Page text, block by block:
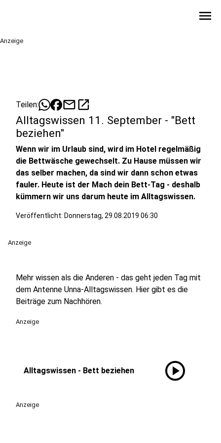
menu
Anzeige
Teilen: mailopen_in_new
Alltagswissen 11. September - "Bett
beziehen"
Wenn wir im Urlaub sind, wird im Hotel regelmäßig
die Bettwäsche gewechselt. Zu Hause müssen wir
das selber machen, da sind wir dann schon etwas
fauler. Heute ist der Mach dein Bett-Tag - deshalb
kümmern wir uns darum heute im Alltagswissen.
Veröffentlicht: Donnerstag, 29.08.2019 06:30
Anzeige
Mehr wissen als die Anderen - das geht jeden Tag mit
dem Antenne Unna-Alltagswissen. Hier gibt es die
Beiträge zum Nachhören.
Anzeige
Alltagswissen - Bett beziehen play_circle
Anzeige